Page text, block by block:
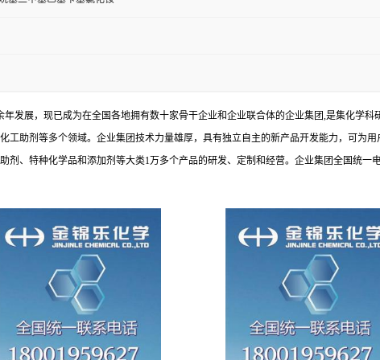
发展，现已成为在全国各地拥有数十家骨干企业和企业联合体的企业集团,是集化学
工助剂等多个领域。企业集团技术力量雄厚，具有独立自主的新产品开发能力，可为
、特种化学品和添加剂等大类1万多个产品的研发、定制和经营。企业集团全国统一电